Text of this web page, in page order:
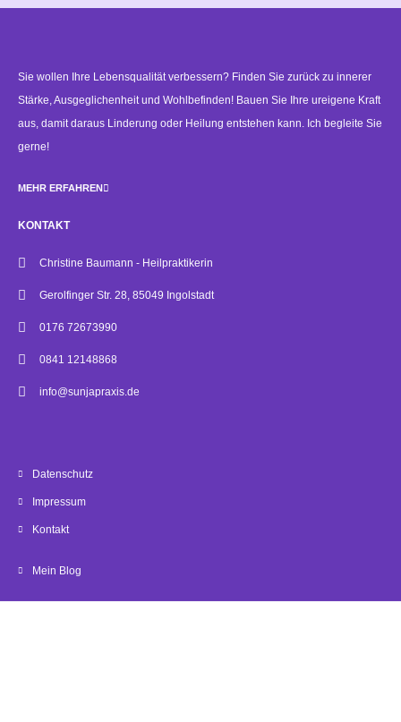
Sie wollen Ihre Lebensqualität verbessern? Finden Sie zurück zu innerer
Stärke, Ausgeglichenheit und Wohlbefinden! Bauen Sie Ihre ureigene Kraft
aus, damit daraus Linderung oder Heilung entstehen kann. Ich begleite Sie
gerne!
MEHR ERFAHREN
KONTAKT
Christine Baumann - Heilpraktikerin
Gerolfinger Str. 28, 85049 Ingolstadt
0176 72673990
0841 12148868
info@sunjapraxis.de
Datenschutz
Impressum
Kontakt
Mein Blog